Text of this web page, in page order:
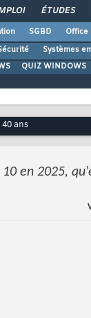
ÉTUDES
SGBD Office
Systèmes
QUIZ WINDOWS
ans
en 2025,